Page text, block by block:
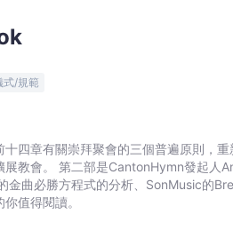
式/規範
四章有關崇拜聚會的三個普遍原則，
展教會。 第二部是CantonHymn發起人
金曲必勝方程式的分析、SonMusic的
值得閱讀。